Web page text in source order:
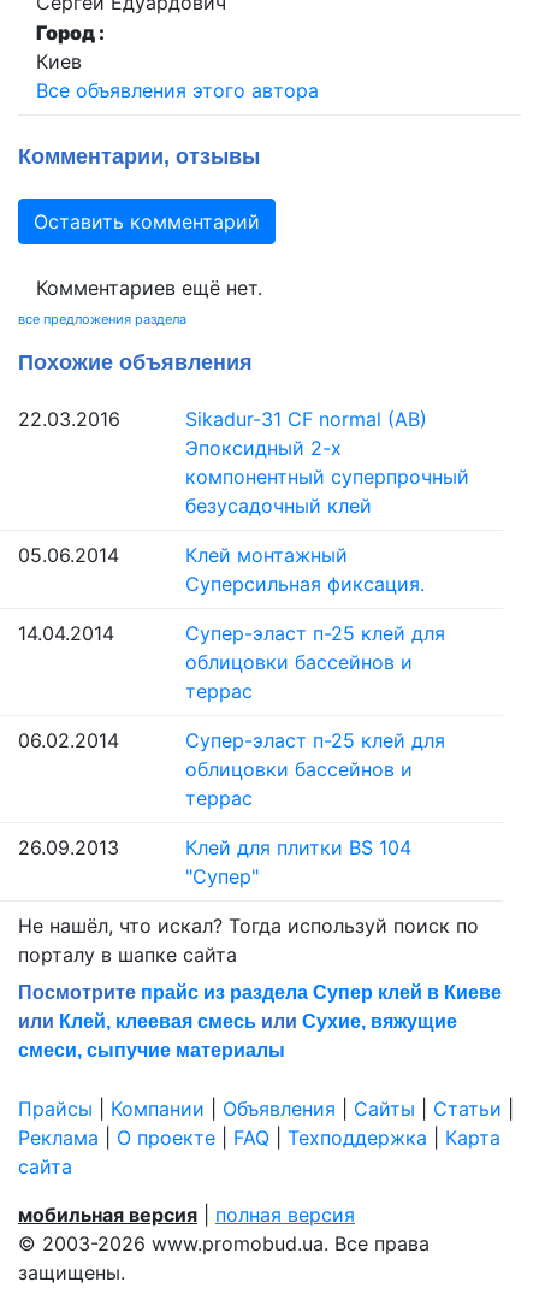
Город :
Киев
Все объявления этого автора
Комментарии, отзывы
Оставить комментарий
Комментариев ещё нет.
все предложения раздела
Похожие объявления
22.03.2016
Sikadur-31 CF normal (AB)
Эпоксидный 2-х
компонентный суперпрочный
безусадочный клей
05.06.2014
Клей монтажный
Суперсильная фиксация.
14.04.2014
Супер-эласт п-25 клей для
облицовки бассейнов и
террас
06.02.2014
Супер-эласт п-25 клей для
облицовки бассейнов и
террас
26.09.2013
Клей для плитки BS 104
"Супер"
Не нашёл, что искал? Тогда используй поиск по
порталу в шапке сайта
Посмотрите прайс из раздела Супер клей в Киеве
или Клей, клеевая смесь или Сухие, вяжущие
смеси, сыпучие материалы
Прайсы Компании Объявления Сайты Статьи
Реклама
О проекте FAQ Техподдержка
Карта
сайта
мобильная версия
полная версия
© 2003-2026 www.promobud.ua. Все права
защищены.